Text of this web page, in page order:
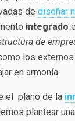
de diseñar
integrado
de
los
en armonía.
el plano de la
plantear